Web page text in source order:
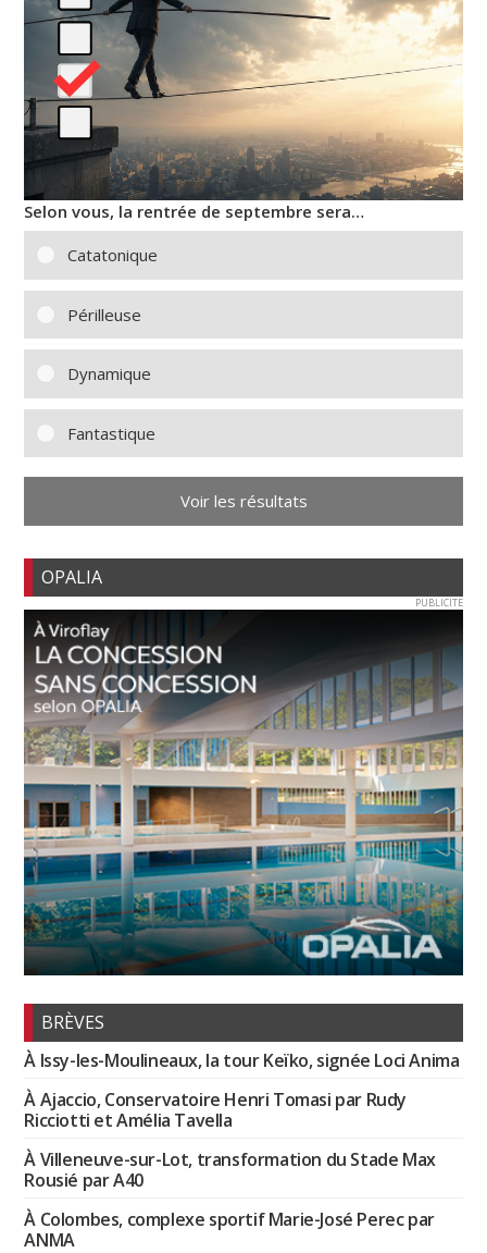
Selon vous, la rentrée de septembre sera…
Catatonique
Périlleuse
Dynamique
Fantastique
Voir les résultats
OPALIA
PUBLICITE
BRÈVES
À Issy-les-Moulineaux, la tour Keïko, signée Loci Anima
À Ajaccio, Conservatoire Henri Tomasi par Rudy
Ricciotti et Amélia Tavella
À Villeneuve-sur-Lot, transformation du Stade Max
Rousié par A40
À Colombes, complexe sportif Marie-José Perec par
ANMA